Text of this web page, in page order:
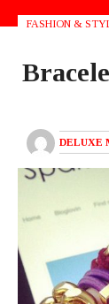
FASHION &
DELUXE